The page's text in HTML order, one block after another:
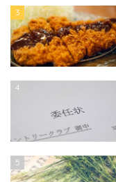
3
4
5